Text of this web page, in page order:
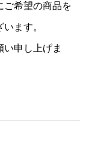
ご希望の商品を
ます。
申し上げま